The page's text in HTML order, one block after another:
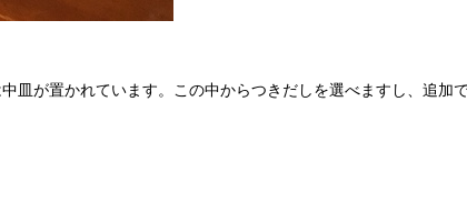
皿が置かれています。この中からつきだしを選べますし、追加